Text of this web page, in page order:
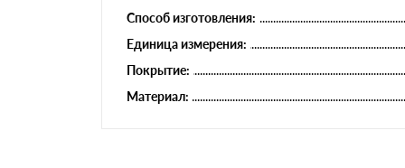
Способ изготовления:
Единица измерения:
Покрытие:
Материал: